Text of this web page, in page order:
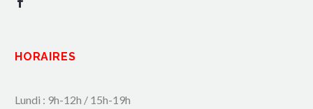
HORAIRES
Lundi : 9h-12h / 15h-19h